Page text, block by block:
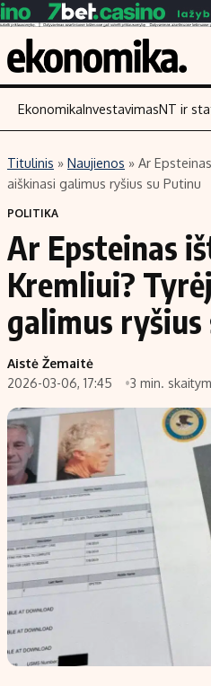
Turinys
Naujienos
Aplinka
Energetika
Ekonomika
Politika
NT ir statybos
Populiarios temos
Investavimas
Akcijų rinka
Saulės elektrinės
Kriptovaliutos
Infliacija
Migracija
Redakcija
EkonomikaInvestavimasNT ir
Titulinis » Naujienos » Ar
aiškinasi galimus ryšius su Putinu
POLITIKA
Ar Epsteinas
Kremliui?
galimus
Aistė Žemaitė
2026-03-06, 17:45
3 min.